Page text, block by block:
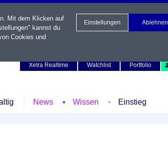
Xetra Realtime
Watchlist Portfolio
News Wissen Einstieg
Mit dem Klicken auf
kannst du
Cookies und
Einstellungen Ablehnen